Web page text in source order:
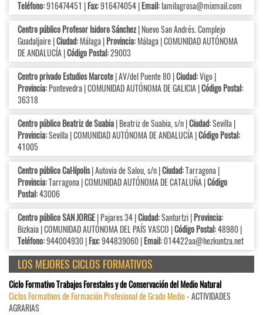
Teléfono:916474451 |Fax:916474054 |Email:lamilagrosa@mixmail.com
Centro público Profesor Isidoro Sánchez| Nuevo San Andrés. Complejo
Guadaljaire |Ciudad:Málaga |Provincia:Málaga | COMUNIDAD AUTÓNOMA
DE ANDALUCÍA |Código Postal:29003
Centro privado Estudios Marcote| AV/del Puente 80 |Ciudad:Vigo |
Provincia:Pontevedra | COMUNIDAD AUTÓNOMA DE GALICIA |Código Postal:
36318
Centro público Beatriz de Suabia| Beatriz de Suabia, s/n |Ciudad:Sevilla |
Provincia:Sevilla | COMUNIDAD AUTÓNOMA DE ANDALUCÍA |Código Postal:
41005
Centro público Cal·lípolis| Autovia de Salou, s/n |Ciudad:Tarragona |
Provincia:Tarragona | COMUNIDAD AUTÓNOMA DE CATALUÑA |Código
Postal:43006
Centro público SAN JORGE| Pajares 34 |Ciudad:Santurtzi |Provincia:
Bizkaia | COMUNIDAD AUTÓNOMA DEL PAÍS VASCO |Código Postal:48980 |
Teléfono:944004930 |Fax:944839060 |Email:014422aa@hezkuntza.net
LOS MEJORES CICLOS FORMATIVOS
Ciclo Formativo Trabajos Forestales y de Conservación del Medio Natural
Ciclos Formativos de Formación Profesional de Grado Medio- ACTIVIDADES
AGRARIAS